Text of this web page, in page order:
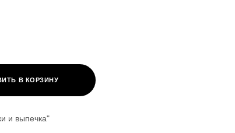
В КОРЗИНУ
и выпечка"